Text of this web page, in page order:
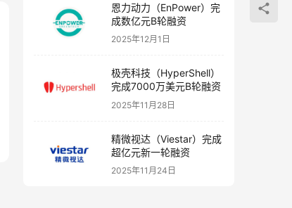
恩力动力（EnPower）完
成数亿元B轮融资
2025年12月1日
极壳科技（HyperShell）
完成7000万美元B轮融资
2025年11月28日
精微视达（Viestar）完成
超亿元新一轮融资
2025年11月24日